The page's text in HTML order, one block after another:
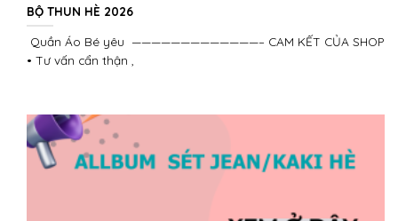
BỘ THUN HÈ 2026
Quần Áo Bé yêu —————————————– CAM KẾT CỦA SHOP
• Tư vấn cẩn thận ,